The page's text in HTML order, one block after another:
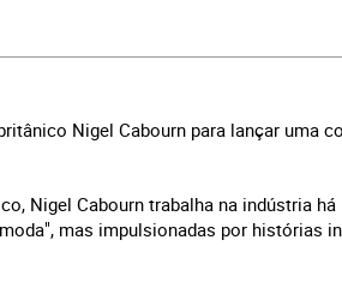
Nigel Cabourn para lançar uma
Nigel Cabourn trabalha na indústria
mas impulsionadas por histórias